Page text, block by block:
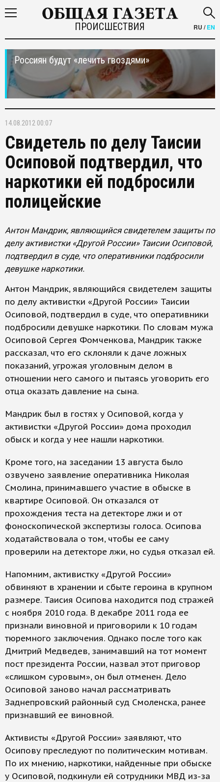
ПРОИСШЕСТВИЯ RU /EN
Россиян будут «лечить гвоздями»
14.08.2012 00:07
Свидетель по делу Таисии
Осиповой подтвердил, что
наркотики ей подбросили
полицейские
Антон Мандрик, являющийся свидетелем защиты по
делу активистки «Другой России» Таисии Осиповой,
подтвердил в суде, что оперативники подбросили
девушке наркотики.
Антон Мандрик, являющийся свидетелем защиты
по делу активистки «Другой России» Таисии
Осиповой, подтвердил в суде, что оперативники
подбросили девушке наркотики. По словам мужа
Осиповой Сергея Фомченкова, Мандрик также
рассказал, что его склоняли к даче ложных
показаний, угрожая уголовным делом в
отношении него самого и пытаясь уговорить его
отца оказать давление на сына.
Мандрик был в гостях у Осиповой, когда у
активистки «Другой России» дома проходил
обыск и когда у нее нашли наркотики.
Кроме того, на заседании 13 августа было
озвучено заявление оперативника Николая
Смолина, принимавшего участие в обыске в
квартире Осиповой. Он отказался от
прохождения теста на детекторе лжи и от
фоноскопической экспертизы голоса. Осипова
ходатайствовала о том, чтобы ее саму
проверили на детекторе лжи, но судья отказал ей.
Напомним, активистку «Другой России»
обвиняют в хранении и сбыте героина в крупном
размере. Таисия Осипова находится под стражей
с ноября 2010 года. В декабре 2011 года ее
признали виновной и приговорили к 10 годам
тюремного заключения. Однако после того как
Дмитрий Медведев, занимавший на тот момент
пост президента России, назвал этот приговор
«слишком суровым», он был отменен. Дело
Осиповой заново начал рассматривать
Заднепровский районный суд Смоленска, ранее
признавший ее виновной.
Активисты «Другой России» заявляют, что
Осипову преследуют по политическим мотивам.
По их мнению, наркотики, найденные при обыске
у Осиповой, подкинули ей сотрудники МВД из-за